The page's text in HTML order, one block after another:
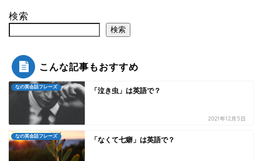
検索
検索
こんな記事もおすすめ
なの英会話フレーズ 「泣き虫」は英語で？
2021年12月5日
なの英会話フレーズ 「なくて七癖」は英語で？